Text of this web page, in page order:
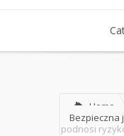
Home
Bezpieczna
podnosi